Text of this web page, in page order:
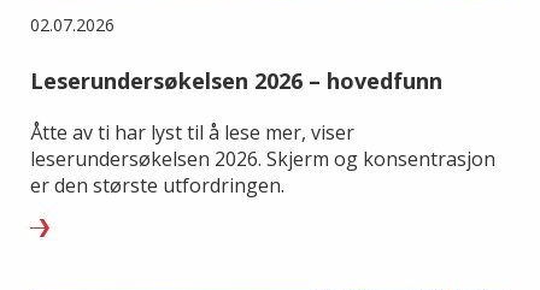
02.07.2026
Leserundersøkelsen 2026 – hovedfunn
Åtte av ti har lyst til å lese mer, viser
leserundersøkelsen 2026. Skjerm og konsentrasjon
er den største utfordringen.